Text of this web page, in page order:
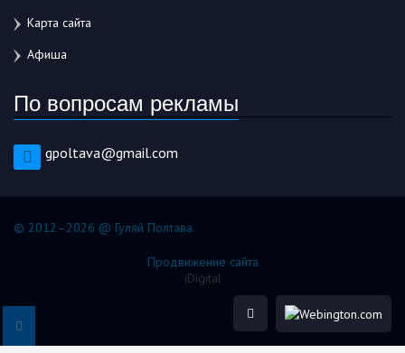
Карта сайта
Афиша
По вопросам рекламы
gpoltava@gmail.com
© 2012–2026 @ Гуляй Полтава
Продвижение сайта
iDigital